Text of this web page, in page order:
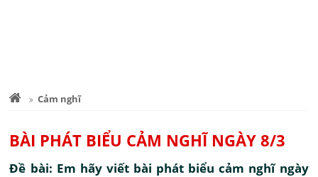
Cảm nghĩ
BÀI PHÁT BIỂU CẢM NGHĨ NGÀY 8/3
Đề bài: Em hãy viết bài phát biểu cảm nghĩ ngày